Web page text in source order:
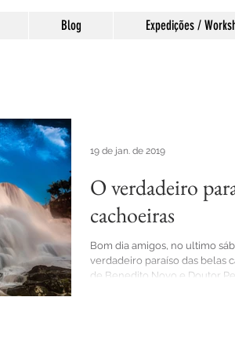
Blog Expedições /
O verdadeiro
cachoeiras
Bom dia amigos, no ultimo
verdadeiro paraíso das belas
de Benedito Novo e Doutor
19 de jan. de 2019